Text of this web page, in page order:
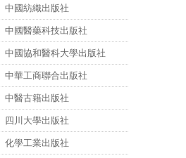
中國紡織出版社
中國醫藥科技出版社
中國協和醫科大學出版社
中華工商聯合出版社
中醫古籍出版社
四川大學出版社
化學工業出版社